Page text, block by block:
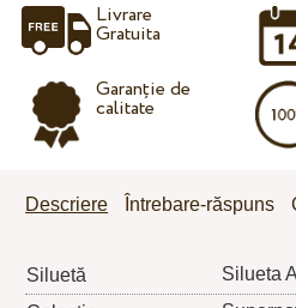
Livrare
Gratuita
Garanție de
calitate
Descriere Întrebare-răspuns
Siluetă
Silueta A